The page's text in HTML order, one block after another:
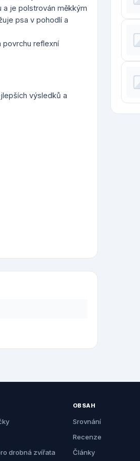
je polstrován měkkým
psa v pohodlí a
povrchu reflexní
výsledků a
drobná zvířata
OBSAH
Srovnání
Recenze
Články